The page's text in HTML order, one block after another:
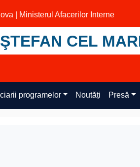
| Ministerul Afacerilor Interne
CEL
programelor Noutăți Presă